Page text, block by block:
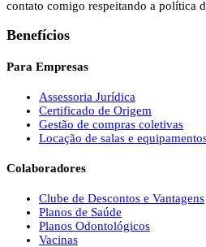
contato comigo respeitando a política
Benefícios
Para Empresas
Assessoria Jurídica
Certificado de Origem
Gestão de compras coletivas
Locação de salas e
Colaboradores
Clube de Descontos e Vantagens
Planos de Saúde
Planos Odontológicos
Vacinas